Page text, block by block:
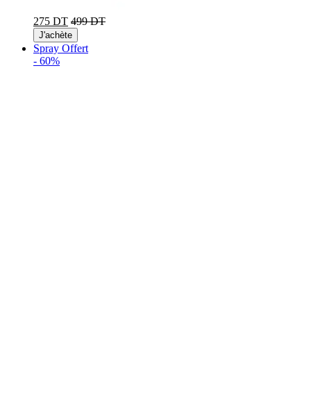
275 DT 499 DT
J'achète
Spray Offert
- 60%